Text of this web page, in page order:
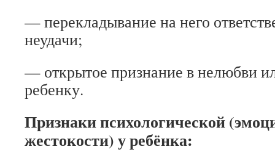
— перекладывание на него
неудачи;
— открытое признание в нелюбви
ребенку.
Признаки психологической
жестокости) у ребёнка: